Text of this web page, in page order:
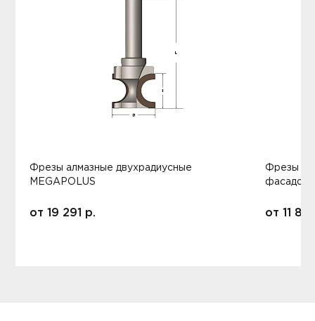
Фрезы алмазные двухрадиусные
MEGAPOLUS
от 19 291 р.
Фрезы
фасадов
от 11